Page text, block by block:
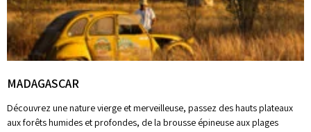
MADAGASCAR
Découvrez une nature vierge et merveilleuse, passez des hauts plateaux
aux forêts humides et profondes, de la brousse épineuse aux plages